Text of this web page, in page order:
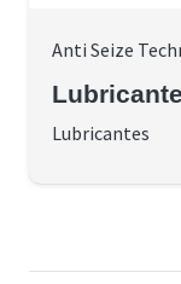
Anti Seize
Lubricantes